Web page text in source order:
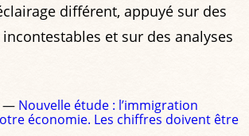
différent, appuyé sur des
et sur des analyses
— Nouvelle étude : l’immigration
économie. Les chiffres doivent être